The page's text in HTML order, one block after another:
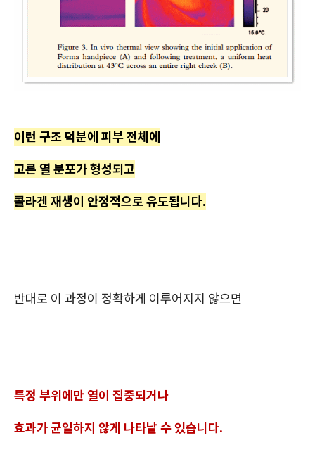
이런 구조 덕분에 피부 전체에
고른 열 분포가 형성되고
콜라겐 재생이 안정적으로 유도됩니다.
반대로 이 과정이 정확하게 이루어지지 않으면
특정 부위에만 열이 집중되거나
효과가 균일하지 않게 나타날 수 있습니다.